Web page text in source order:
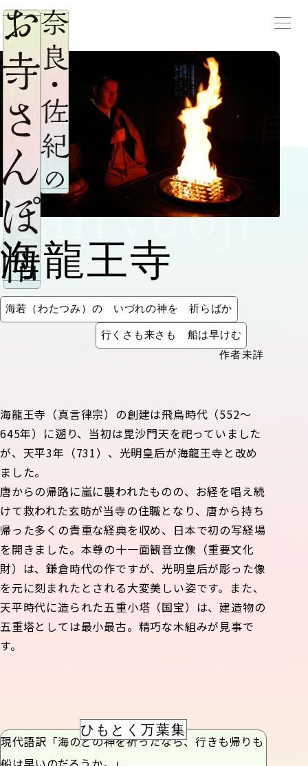
メニ
海龍王寺
海若（わたつみ）の いづれの神を 祈らばか
行くさも来さも 船は早けむ
作者未詳
海龍王寺（真言律宗）の創建は飛鳥時代（552〜
645年）に遡り、当初は毘沙門天を祀っていました
が、天平3年（731）、光明皇后が海龍王寺と改め
ました。
唐からの帰路に嵐に襲われたものの、お経を唱え続
けて救われた玄昉が当寺の住職となり、唐から持ち
帰った多くの貴重な経典を収め、日本で初の写経場
を開きました。本尊の十一面観音立像（重要文化
財）は、鎌倉時代の作ですが、光明皇后が彫った像
を元に刻まれたとされる大変美しい姿です。また、
天平時代に造られた五重小塔（国宝）は、建造物の
五重塔としては最小最古。精巧な木組みが見事で
す。
ひもとく万葉集
現代語訳「海のどの神を祈ったなら、行きも帰りも